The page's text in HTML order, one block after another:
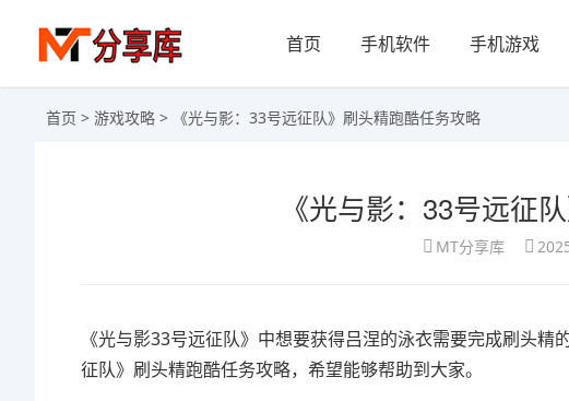
首页 手机软件 手机游戏
首页 > 游戏攻略 > 《光与影：33号远征队》刷头精跑酷任务攻略
《光与影：33号远征
MT分享库
《光与影33号远征队》中想要获得吕涅的泳衣需要完成刷头
征队》刷头精跑酷任务攻略，希望能够帮助到大家。